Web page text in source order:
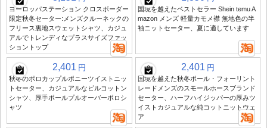
ヨーロッパステーション クロスボーダー
限定秋冬セーター:メンズクルーネックの
フリース裏地スウェットシャツ、カジュ
アルでトレンディなプラスサイズファッ
ショントップ
国境を越えたベストセラー Shein temu A
mazon メンズ 軽量カモメ襟 無地色の半
袖ニットセーター、夏に適しています
2,401 円
秋冬のポロカップルポニーツイストニッ
トセーター、カジュアルなピルコットン
シャツ、厚手ポールプルオーバーポロシ
ャツ
2,401 円
国境を越えた秋冬ポール・フォーリント
レードメンズのスモールホースブランド
セーター、ハーフハイジッパーの厚みツ
イストカジュアルな純コットニットウェ
ア